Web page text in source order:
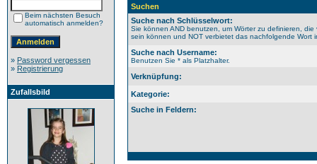
Beim nächsten Besuch
automatisch anmelden?
» Password vergessen
» Registrierung
Zufallsbild
Suchen
Suche nach Schlüsselwort:
Sie können AND benutzen, um Wörter zu definieren,
sein können und NOT verbietet das nachfolgende Wort
Suche nach Username:
Benutzen Sie * als Platzhalter.
Verknüpfung:
Kategorie:
Suche in Feldern: